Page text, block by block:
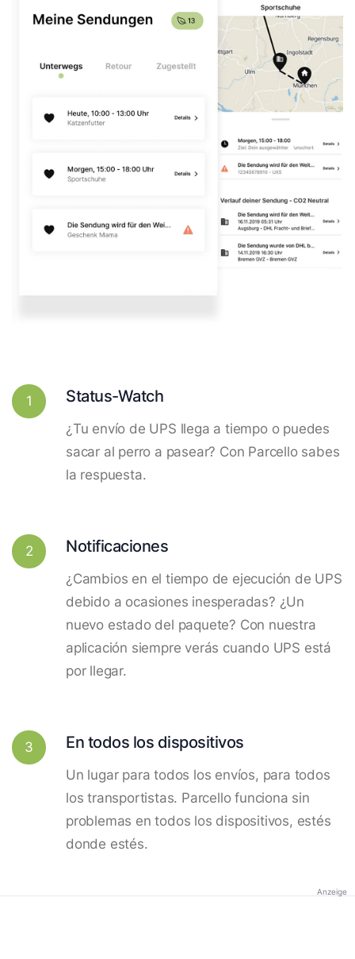
1 Status-Watch
¿Tu envío de UPS llega a tiempo o puedes
sacar al perro a pasear? Con Parcello sabes
la respuesta.
2 Notificaciones
¿Cambios en el tiempo de ejecución de UPS
debido a ocasiones inesperadas? ¿Un
nuevo estado del paquete? Con nuestra
aplicación siempre verás cuando UPS está
por llegar.
3 En todos los dispositivos
Un lugar para todos los envíos, para todos
los transportistas. Parcello funciona sin
problemas en todos los dispositivos, estés
donde estés.
Anzeige